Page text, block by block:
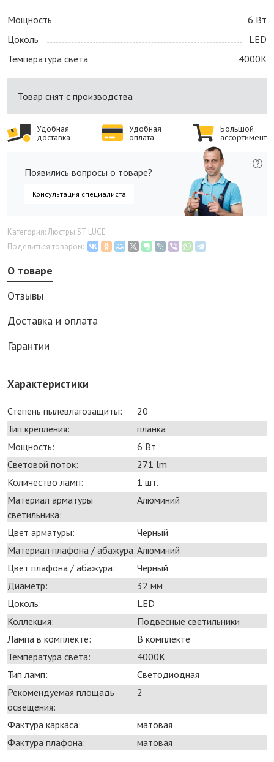
Мощность
6 Bт
Цоколь
LED
Температура света
4000K
Товар снят с производства
Удобная
доставка
Удобная
оплата
Большой
ассортимент
Появились вопросы о товаре?
Консультация специалиста
Категория: Люстры ST LUCE
Поделиться товаром:
О товаре
Отзывы
Доставка и оплата
Гарантии
Характеристики
Степень пылевлагозащиты:
20
Тип крепления:
планка
Мощность:
6 Bт
Световой поток:
271 lm
Количество ламп:
1 шт.
Материал арматуры
светильника:
Алюминий
Цвет арматуры:
Черный
Материал плафона / абажура:Алюминий
Цвет плафона / абажура:
Черный
Диаметр:
32 мм
Цоколь:
LED
Коллекция:
Подвесные светильники
Лампа в комплекте:
В комплекте
Температура света:
4000K
Тип ламп:
Светодиодная
Рекомендуемая площадь
освещения:
2
Фактура каркаса:
матовая
Фактура плафона:
матовая